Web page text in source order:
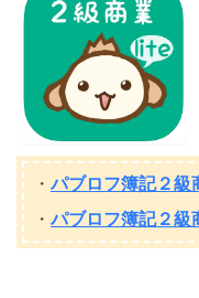
・パブロフ簿記２級
・パブロフ簿記２級